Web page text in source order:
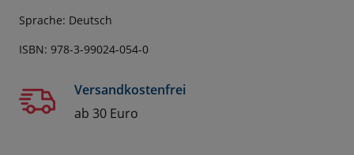
Sprache: Deutsch
ISBN: 978-3-99024-054-0
Versandkostenfrei
ab 30 Euro